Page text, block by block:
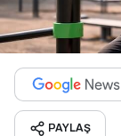
PAYLAŞ